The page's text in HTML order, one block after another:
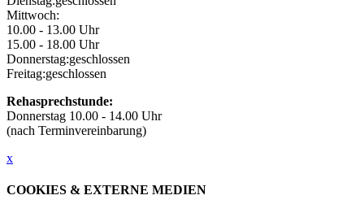
Mittwoch:
10.00 - 13.00 Uhr
15.00 - 18.00 Uhr
Donnerstag:geschlossen
Freitag:geschlossen
Rehasprechstunde:
Donnerstag 10.00 - 14.00 Uhr
(nach Terminvereinbarung)
x
COOKIES & EXTERNE MEDIEN